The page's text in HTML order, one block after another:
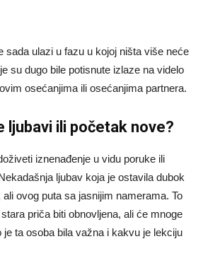
sada ulazi u fazu u kojoj ništa više neće
su dugo bile potisnute izlaze na videlo
osećanjima ili osećanjima partnera.
ljubavi ili početak nove?
iznenađenje u vidu poruke ili
ljubav koja je ostavila dubok
ovog puta sa jasnijim namerama. To
priča biti obnovljena, ali će mnoge
ta osoba bila važna i kakvu je lekciju